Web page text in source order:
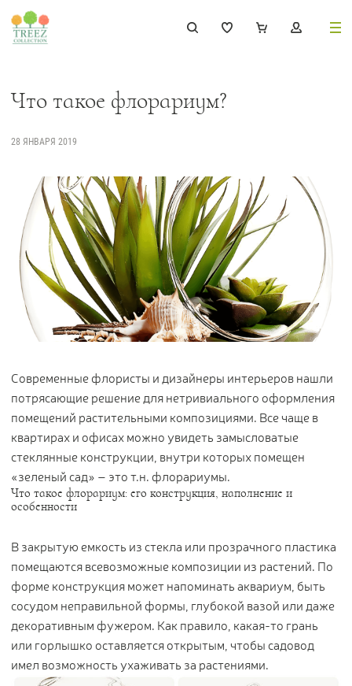
Каталог
Деревья 239
Растения, кусты, мох и трава 221
Ампельные растения 70
Кашпо 256
Дизайнерские композиции 17
Товары с 3D-моделями
Готовые решения от Treez 146
Алфавитный указатель
Прайс-листы и каталоги
О Treez
Доставка и оплата
Что такое флорариум?
28 ЯНВАРЯ 2019
Современные флористы и дизайнеры интерьеров нашли
потрясающие решение для нетривиального оформления
помещений растительными композициями. Все чаще в
квартирах и офисах можно увидеть замысловатые
стеклянные конструкции, внутри которых помещен
«зеленый сад» – это т.н. флорариумы.
Что такое флорариум: его конструкция, наполнение и
особенности
В закрытую емкость из стекла или прозрачного пластика
помещаются всевозможные композиции из растений. По
форме конструкция может напоминать аквариум, быть
сосудом неправильной формы, глубокой вазой или даже
декоративным фужером. Как правило, какая-то грань
или горлышко оставляется открытым, чтобы садовод
имел возможность ухаживать за растениями.